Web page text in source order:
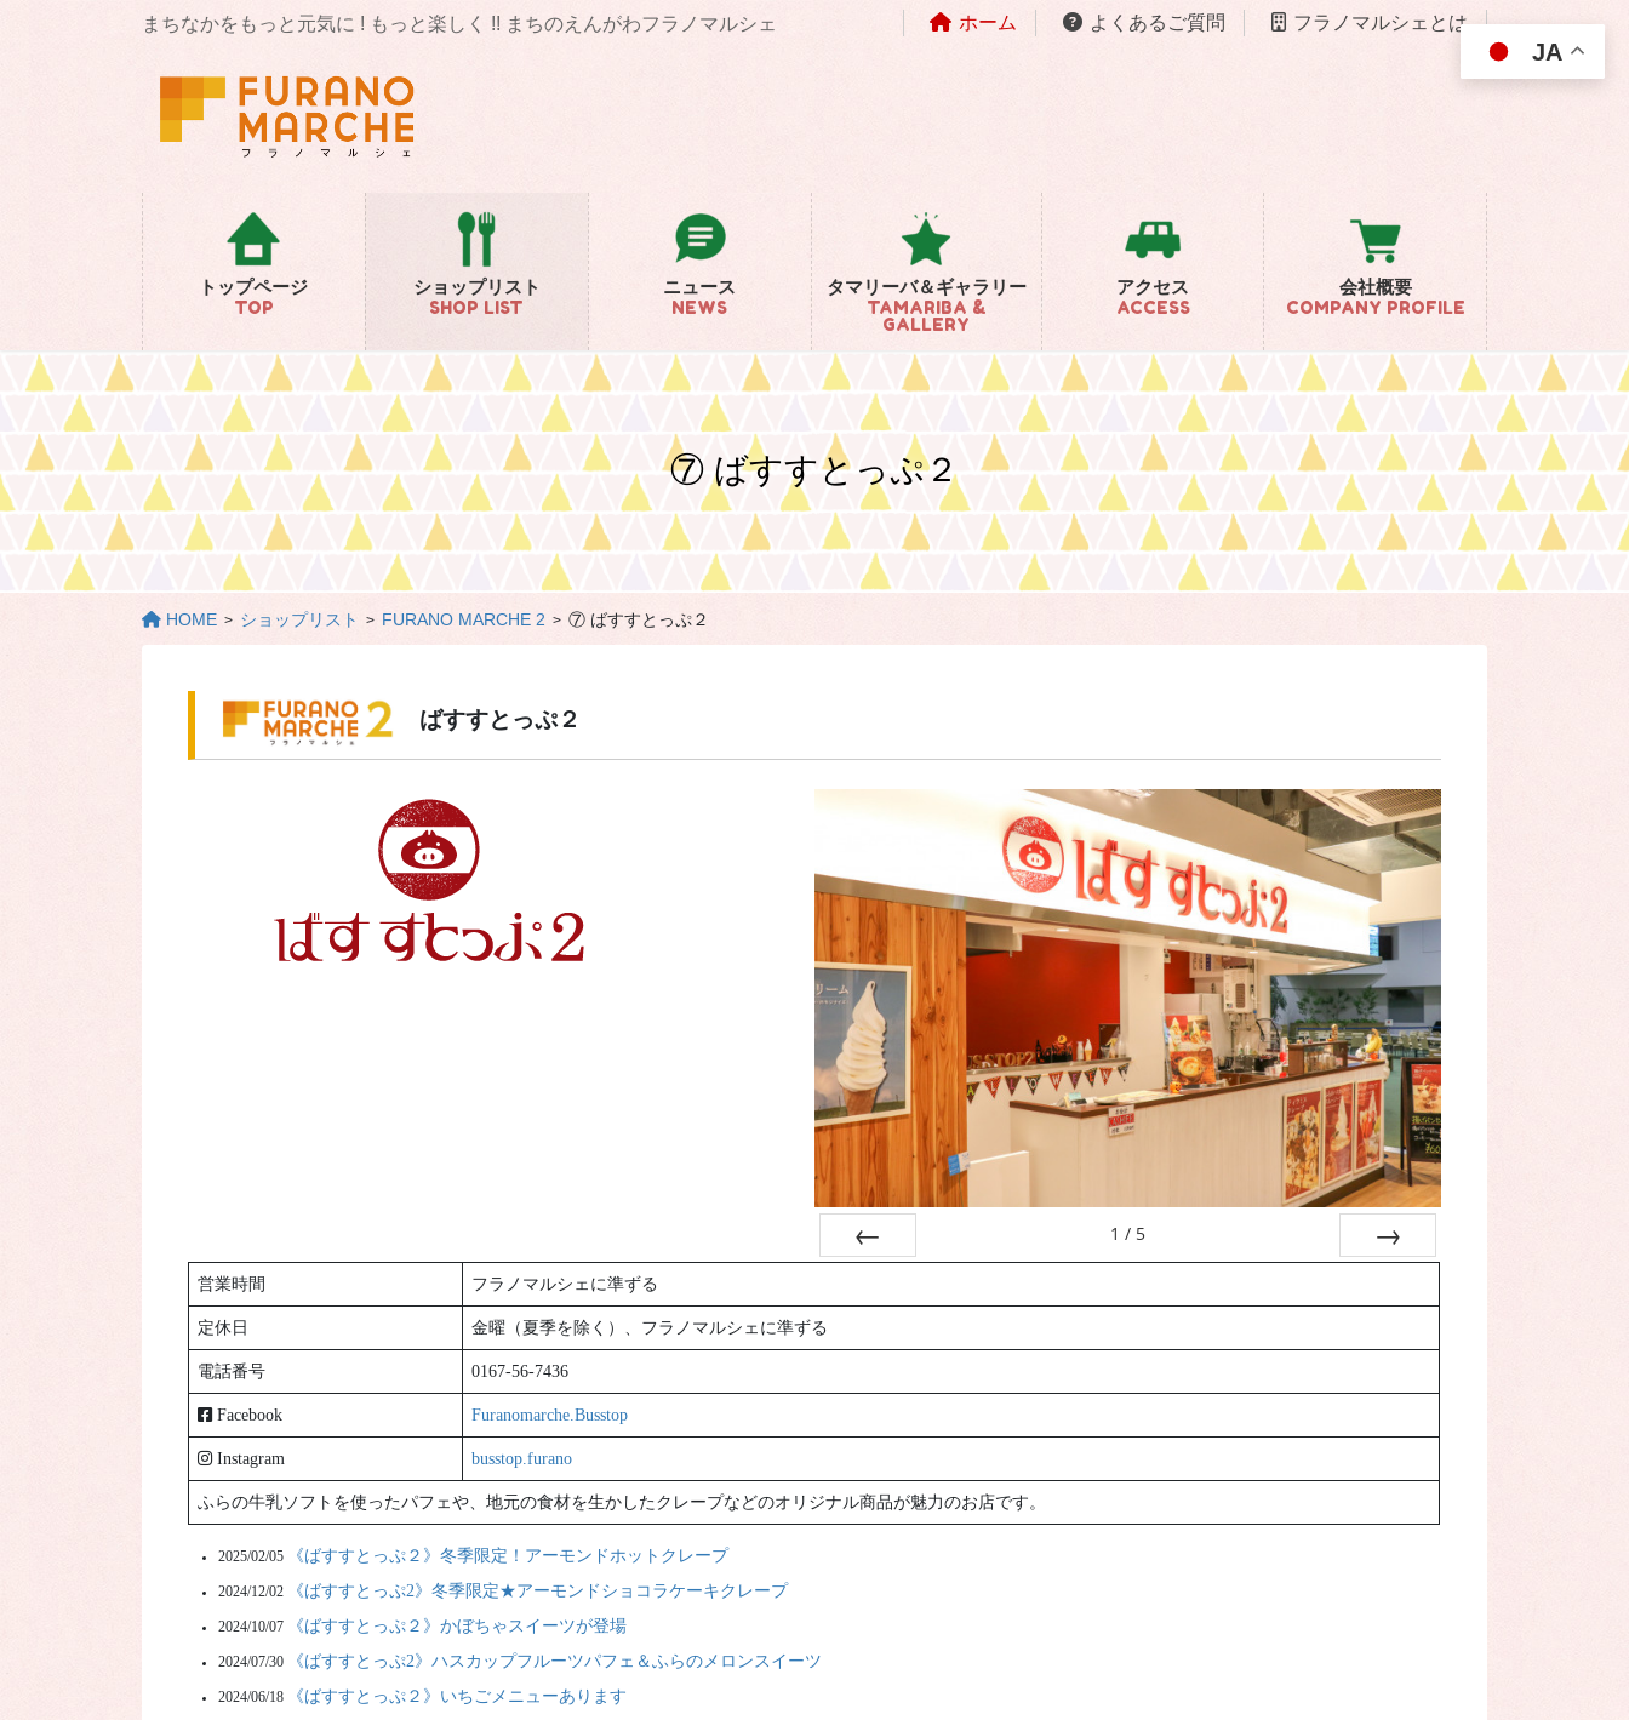
まちなかをもっと元気に ! もっと楽しく !! まちのえんがわフラノマルシェ ホーム よくあるご質問 フラノマルシェとは
トップページ
TOP
ショップリスト
SHOP LIST
ニュース
NEWS
タマリーバ＆ギャラリー
TAMARIBA &
GALLERY
アクセス
ACCESS
会社概要
COMPANY PROFILE
⑦ ばすすとっぷ２
HOME ショップリスト FURANO MARCHE 2 ⑦ ばすすとっぷ２
ばすすとっぷ２
1 / 5
営業時間 フラノマルシェに準ずる
定休日 金曜（夏季を除く）、フラノマルシェに準ずる
電話番号 0167-56-7436
Facebook Furanomarche.Busstop
Instagram busstop.furano
ふらの牛乳ソフトを使ったパフェや、地元の食材を生かしたクレープなどのオリジナル商品が魅力のお店です。
2025/02/05 《ばすすとっぷ２》冬季限定！アーモンドホットクレープ
2024/12/02 《ばすすとっぷ2》冬季限定★アーモンドショコラケーキクレープ
2024/10/07 《ばすすとっぷ２》かぼちゃスイーツが登場
2024/07/30 《ばすすとっぷ2》ハスカップフルーツパフェ＆ふらのメロンスイーツ
2024/06/18 《ばすすとっぷ２》いちごメニューあります
JA